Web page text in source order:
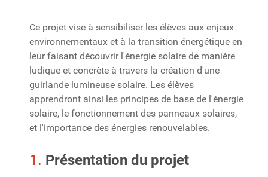
Ce projet vise à sensibiliser les élèves aux enjeux
environnementaux et à la transition énergétique en
leur faisant découvrir l'énergie solaire de manière
ludique et concrète à travers la création d'une
guirlande lumineuse solaire. Les élèves
apprendront ainsi les principes de base de l'énergie
solaire, le fonctionnement des panneaux solaires,
et l'importance des énergies renouvelables.
1. Présentation du projet